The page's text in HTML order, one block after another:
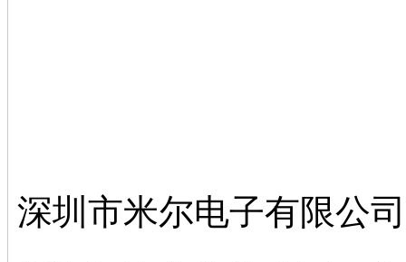
深圳市米尔电子有限公